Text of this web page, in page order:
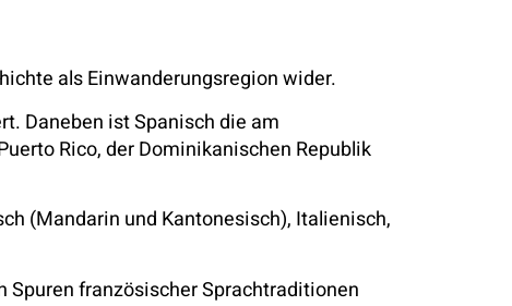
als Einwanderungsregion wider.
Daneben ist Spanisch die am
Rico, der Dominikanischen Republik
(Mandarin und Kantonesisch), Italienisch,
Spuren französischer Sprachtraditionen